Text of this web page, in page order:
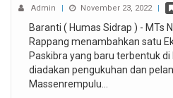
Admin | November 23, 2022 |
Baranti ( Humas Sidrap ) - MTs
Rappang menambahkan satu
Paskibra yang baru terbentuk
diadakan pengukuhan dan
Massenrempulu…